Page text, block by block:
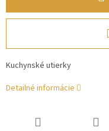
Kuchynské utierky
Detailné informácie